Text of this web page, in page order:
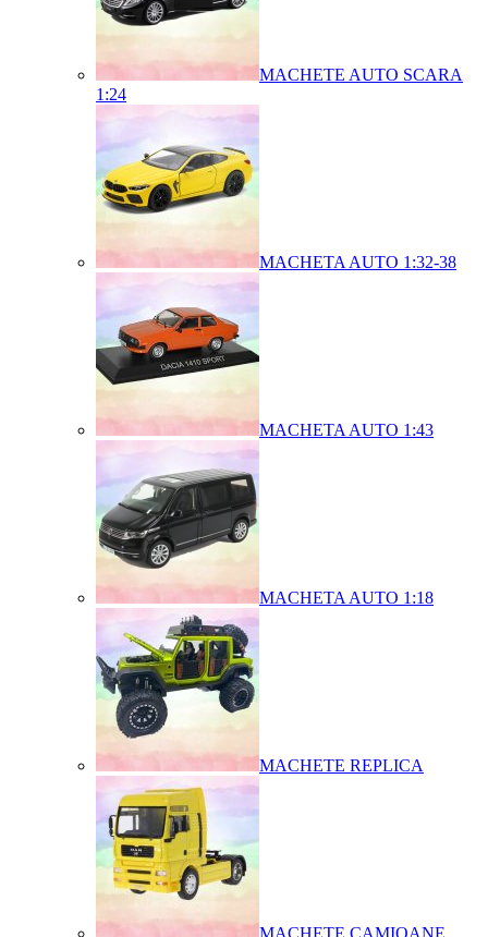
MACHETE AUTO SCARA
1:24
MACHETA AUTO 1:32-38
MACHETA AUTO 1:43
MACHETA AUTO 1:18
MACHETE REPLICA
MACHETE CAMIOANE